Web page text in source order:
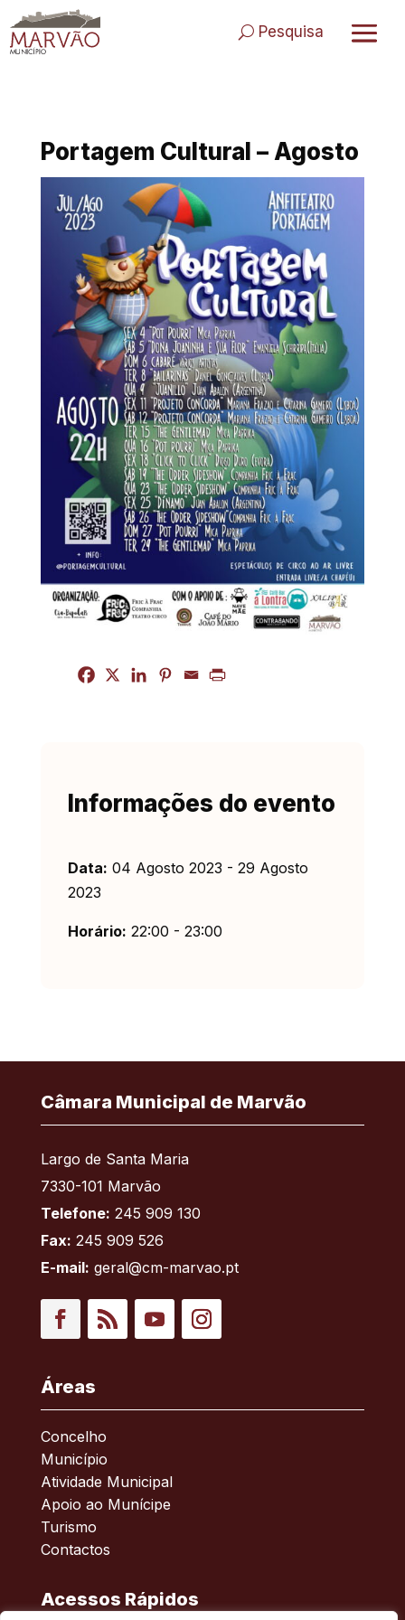
to
content
Pesquisa
Portagem Cultural – Agosto
Informações do evento
Data: 04 Agosto 2023 - 29 Agosto
2023
Horário: 22:00 - 23:00
Câmara Municipal de Marvão
Largo de Santa Maria
7330-101 Marvão
Telefone: 245 909 130
Fax: 245 909 526
E-mail: geral@cm-marvao.pt
Áreas
Concelho
Município
Atividade Municipal
Apoio ao Munícipe
Turismo
Contactos
Acessos Rápidos